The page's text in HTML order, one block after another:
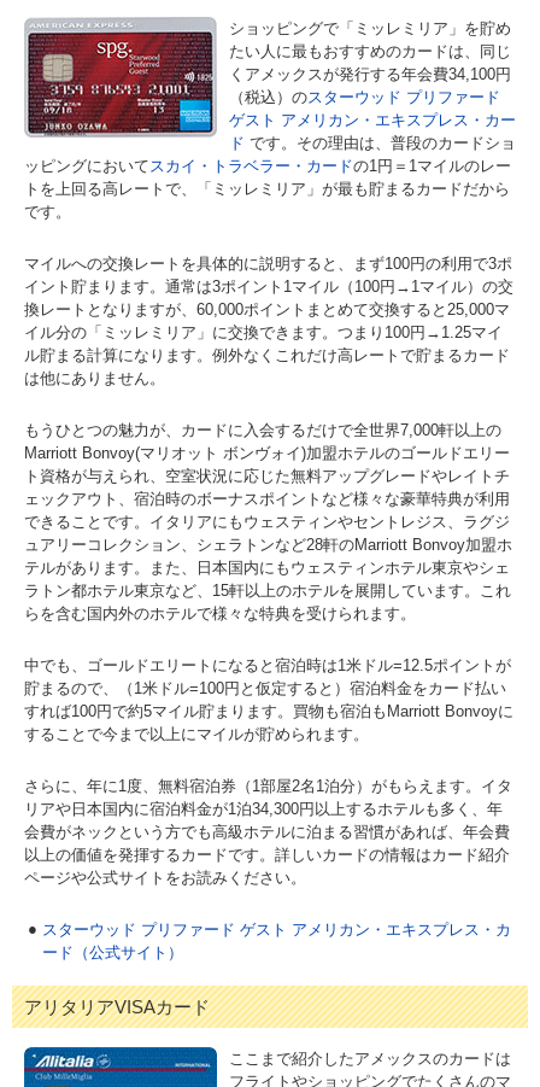
ショッピングで「ミッレミリア」を貯め
たい人に最もおすすめのカードは、同じ
くアメックスが発行する年会費34,100円
（税込）のスターウッド プリファード
ゲスト アメリカン・エキスプレス・カー
ド です。その理由は、普段のカードショ
ッピングにおいて スカイ・トラベラー・カードの1円＝1マイルのレー
トを上回る高レートで、「ミッレミリア」が最も貯まるカードだから
です。
マイルへの交換レートを具体的に説明すると、まず100円の利用で3ポ
イント貯まります。通常は3ポイント1マイル（100円→1マイル）の交
換レートとなりますが、60,000ポイントまとめて交換すると25,000マ
イル分の「ミッレミリア」に交換できます。つまり100円→1.25マイ
ル貯まる計算になります。例外なくこれだけ高レートで貯まるカード
は他にありません。
もうひとつの魅力が、カードに入会するだけで全世界7,000軒以上の
Marriott Bonvoy(マリオット ボンヴォイ)加盟ホテルのゴールドエリー
ト資格が与えられ、空室状況に応じた無料アップグレードやレイトチ
ェックアウト、宿泊時のボーナスポイントなど様々な豪華特典が利用
できることです。イタリアにもウェスティンやセントレジス、ラグジ
ュアリーコレクション、シェラトンなど28軒のMarriott Bonvoy加盟ホ
テルがあります。また、日本国内にもウェスティンホテル東京やシェ
ラトン都ホテル東京など、15軒以上のホテルを展開しています。これ
らを含む国内外のホテルで様々な特典を受けられます。
中でも、ゴールドエリートになると宿泊時は1米ドル=12.5ポイントが
貯まるので、（1米ドル=100円と仮定すると）宿泊料金をカード払い
すれば100円で約5マイル貯まります。買物も宿泊もMarriott Bonvoyに
することで今まで以上にマイルが貯められます。
さらに、年に1度、無料宿泊券（1部屋2名1泊分）がもらえます。イタ
リアや日本国内に宿泊料金が1泊34,300円以上するホテルも多く、年
会費がネックという方でも高級ホテルに泊まる習慣があれば、年会費
以上の価値を発揮するカードです。詳しいカードの情報はカード紹介
ページや公式サイトをお読みください。
スターウッド プリファード ゲスト アメリカン・エキスプレス・カ
ード（公式サイト）
アリタリアVISAカード
ここまで紹介したアメックスのカードは
フライトやショッピングでたくさんのマ